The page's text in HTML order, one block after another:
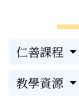
仁善課程
教學資源